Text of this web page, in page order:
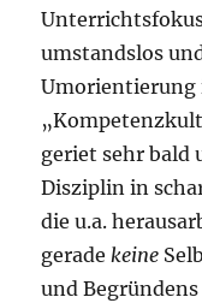
umstandslos
Umorientierung
geriet sehr bald
Disziplin in
die u.a.
geradekeine
und